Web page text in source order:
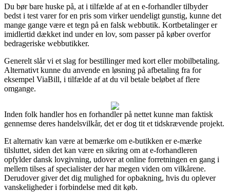
Du bør bare huske på, at i tilfælde af at en e-forhandler tilbyder
bedst i test varer for en pris som virker uendeligt gunstig, kunne det
mange gange være et tegn på en falsk webbutik. Kortbetalinger er
imidlertid dækket ind under en lov, som passer på køber overfor
bedrageriske webbutikker.
Generelt slår vi et slag for bestillinger med kort eller mobilbetaling.
Alternativt kunne du anvende en løsning på afbetaling fra for
eksempel ViaBill, i tilfælde af at du vil betale beløbet af flere
omgange.
Inden folk handler hos en forhandler på nettet kunne man faktisk
gennemse deres handelsvilkår, det er dog tit et tidskrævende projekt.
Et alternativ kan være at bemærke om e-butikken er e-mærke
tilsluttet, siden det kan være en sikring om at e-forhandleren
opfylder dansk lovgivning, udover at online forretningen en gang i
mellem tilses af specialister der har megen viden om vilkårene.
Derudover giver det dig mulighed for opbakning, hvis du oplever
vanskeligheder i forbindelse med dit køb.